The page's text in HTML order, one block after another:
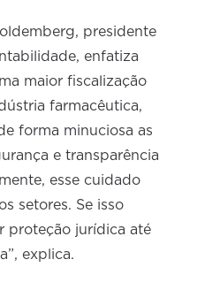
presidente
enfatiza
maior fiscalização
farmacêutica,
forma minuciosa as
e transparência
esse cuidado
setores. Se isso
proteção jurídica até
explica.